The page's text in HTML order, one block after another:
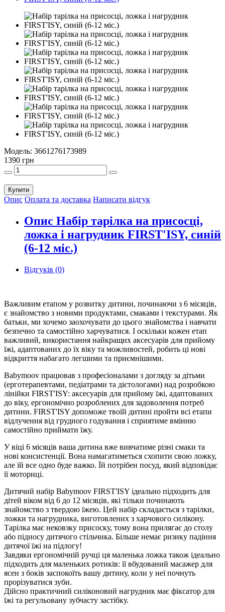
Модель: 3661276173989
1390 грн
Купити
Опис Оплата та доставка Написати відгук
Опис Набір тарілка на присосці,
ложка і нагрудник FIRST'ISY, синій
(6-12 міс.)
Відгуків (0)
Важливим етапом у розвитку дитини, починаючи з 6 місяців,
є знайомство з новими продуктами, смаками і текстурами. Як
батьки, ми хочемо заохочувати до цього знайомства і навчати
безпечно та самостійно харчуватися. І оскільки кожен етап
важливий, використання найкращих аксесуарів для прийому
їжі, адаптованих до їх віку та можливостей, робить ці нові
відкриття набагато легшими та приємнішими.
Babymoov працював з професіоналами з догляду за дітьми
(ерготерапевтами, педіатрами та дієтологами) над розробкою
лінійки FIRST'ISY: аксесуарів для прийому їжі, адаптованих
до віку, ергономічно розроблених для задоволення потреб
дитини. FIRST'ISY допоможе твоїй дитині пройти всі етапи
відлучення від грудного годування і сприятиме вмінню
самостійно приймати їжу.
У віці 6 місяців ваша дитина вже вивчатиме різні смаки та
нові консистенції. Вона намагатиметься схопити свою ложку,
але їй все одно буде важко. Їй потрібен посуд, який відповідає
її моториці.
Дитячий набір Babymoov FIRST'ISY ідеально підходить для
дітей віком від 6 до 12 місяців, які тільки починають
знайомство з твердою їжею. Цей набір складається з тарілки,
ложки та нагрудника, виготовлених з харчового силікону.
Тарілка має нековзку присоску, тому вона прилягає до столу
або підносу дитячого стільчика. Більше немає ризику падіння
дитячої їжі на підлогу!
Завдяки ергономічній ручці ця маленька ложка також ідеально
підходить для маленьких ротиків: її вбудований масажер для
ясен з боків заспокоїть вашу дитину, коли у неї почнуть
прорізуватися зуби.
Дійсно практичний силіконовий нагрудник має фіксатор для
їжі та регульовану зубчасту застібку.